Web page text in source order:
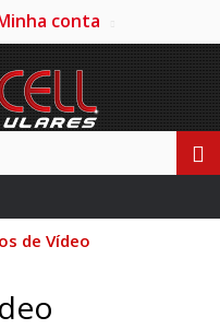
conta
de Vídeo